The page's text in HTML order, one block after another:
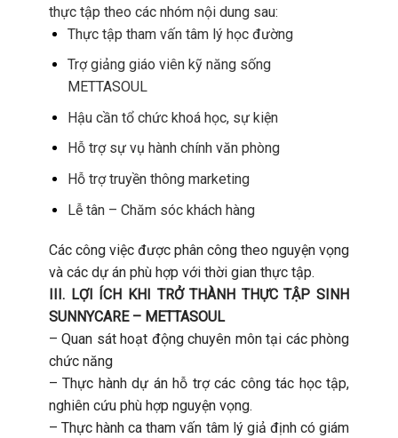
thực tập theo các nhóm nội dung sau:
Thực tập tham vấn tâm lýhọc đường
Trợ giảng giáo viênkỹ năng sống
METTASOUL
Hậu cần tổ chức khoáhọc, sự kiện
Hỗ trợ sự vụ hành chính văn phòng
Hỗ trợ truyền thôngmarketing
Lễ tân – Chăm sóc khách hàng
Các công việc được phân công theo nguyện vọng
và các dự án phù hợp với thời gian thực tập.
III. LỢI ÍCH KHI TRỞ THÀNH THỰC TẬP SINH
SUNNYCARE – METTASOUL
– Quan sát hoạt động chuyên môn tại các phòng
chức năng
– Thực hành dự án hỗ trợ các công tác học tập,
nghiên cứu phù hợp nguyện vọng.
– Thực hành ca tham vấn tâm lý giả định có giám